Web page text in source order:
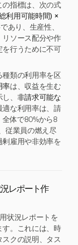
指標は、次の式
利用可能時間) ×
あり、生産性、
ソース配分や作
行うために不可
類の利用率を区
率は、収益を生む
、 非請求可能な
適な利用率は、請
体で80%から8
従業員の燃え尽
雇用や非効率を
レポート作
状況レポートを
。これには、時
クの説明、タス